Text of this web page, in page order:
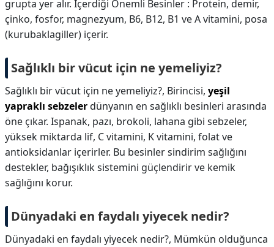
grupta yer alır. İçerdiği Önemli Besinler : Protein, demir,
çinko, fosfor, magnezyum, B6, B12, B1 ve A vitamini, posa
(kurubaklagiller) içerir.
Sağlıklı bir vücut için ne yemeliyiz?
Sağlıklı bir vücut için ne yemeliyiz?, Birincisi, yeşil
yapraklı sebzelerdünyanın en sağlıklı besinleri arasında
öne çıkar. Ispanak, pazı, brokoli, lahana gibi sebzeler,
yüksek miktarda lif, C vitamini, K vitamini, folat ve
antioksidanlar içerirler. Bu besinler sindirim sağlığını
destekler, bağışıklık sistemini güçlendirir ve kemik
sağlığını korur.
Dünyadaki en faydalı yiyecek nedir?
Dünyadaki en faydalı yiyecek nedir?, Mümkün olduğunca